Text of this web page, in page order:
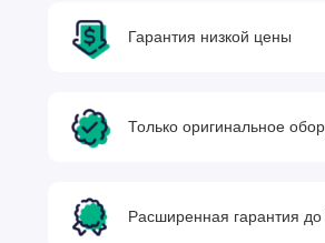
Гарантия низкой цены
Только оригинальное
Расширенная гарантия до